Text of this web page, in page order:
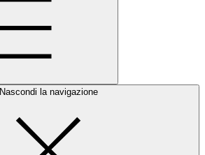
Nascondi la navigazione